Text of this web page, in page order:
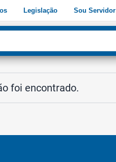
Legislação Sou Servidor
foi encontrado.